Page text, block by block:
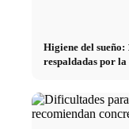
Higiene del
respaldadas por la